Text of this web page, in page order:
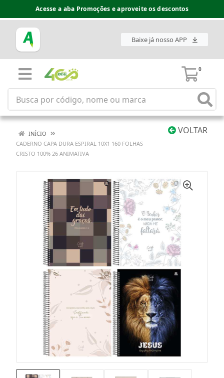
Acesse a aba Promoções e aproveite os descontos
Baixe já nosso APP
0
VOLTAR
INÍCIO
CADERNO CAPA DURA ESPIRAL 10X1 160 FOLHAS
CRISTO 100% 26 ANIMATIVA